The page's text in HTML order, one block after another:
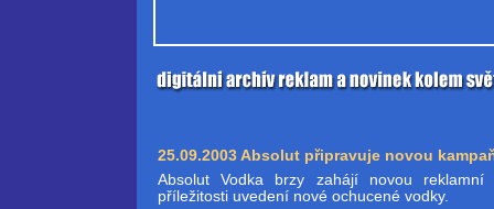
25.09.2003 Absolut připravuje novou
Absolut Vodka brzy zahájí novou
příležitosti uvedení nové ochucené vodky.